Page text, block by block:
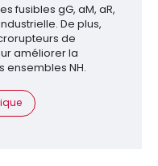
fusibles gG, aM, aR,
De plus,
de
améliorer la
NH.